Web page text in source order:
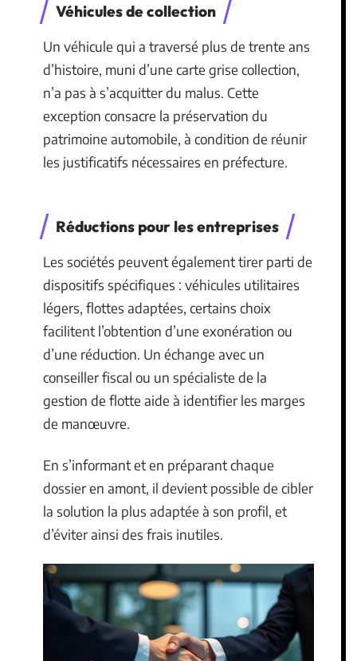
Véhicules de collection
Un véhicule qui a traversé plus de trente ans
d’histoire, muni d’une carte grise collection,
n’a pas à s’acquitter du malus. Cette
exception consacre la préservation du
patrimoine automobile, à condition de réunir
les justificatifs nécessaires en préfecture.
Réductions pour les entreprises
Les sociétés peuvent également tirer parti de
dispositifs spécifiques : véhicules utilitaires
légers, flottes adaptées, certains choix
facilitent l’obtention d’une exonération ou
d’une réduction. Un échange avec un
conseiller fiscal ou un spécialiste de la
gestion de flotte aide à identifier les marges
de manœuvre.
En s’informant et en préparant chaque
dossier en amont, il devient possible de cibler
la solution la plus adaptée à son profil, et
d’éviter ainsi des frais inutiles.